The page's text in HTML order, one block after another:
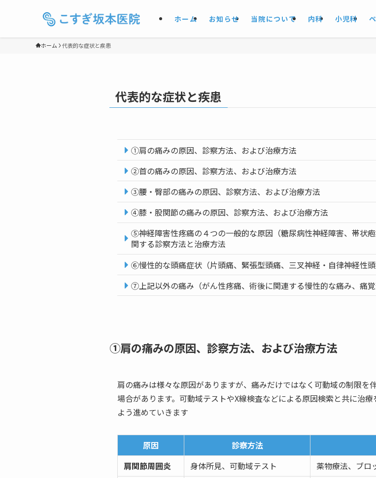
ホーム お知らせ 当院について 内科 小児科
ホーム 代表的な症状と疾患
代表的な症状と疾患
①肩の痛みの原因、診察方法、および治療方法
②首の痛みの原因、診察方法、および治療方法
③腰・臀部の痛みの原因、診察方法、および治療方法
④膝・股関節の痛みの原因、診察方法、および治療方法
⑤神経障害性疼痛の４つの一般的な原因（糖尿病性神経障害、帯状
関する診察方法と治療方法
⑥慢性的な頭痛症状（片頭痛、緊張型頭痛、三叉神経・自律神経性
⑦上記以外の痛み（がん性疼痛、術後に関連する慢性的な痛み、痛
①肩の痛みの原因、診察方法、および治療方法
肩の痛みは様々な原因がありますが、痛みだけではなく可動域の制限を
場合があります。可動域テストやX線検査などによる原因検索と共に治
よう進めていきます
原因 診察方法
肩関節周囲炎
身体所見、可動域テスト
薬物療法、ブロ